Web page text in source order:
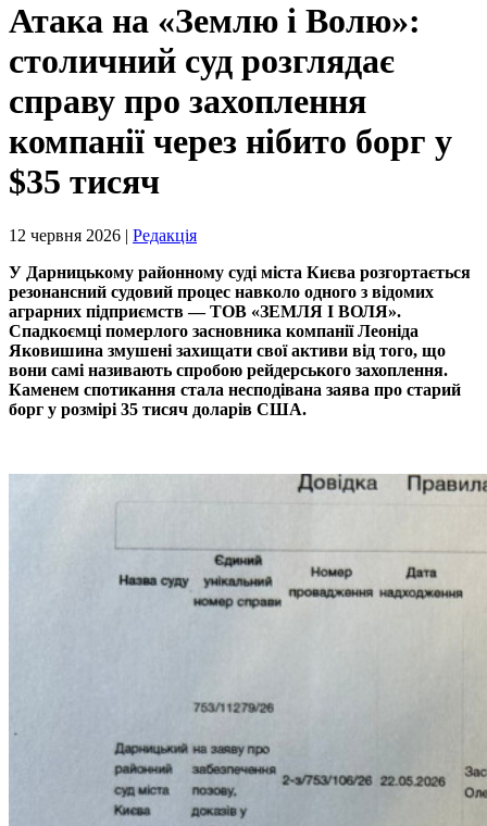
Атака на «Землю і Волю»:
столичний суд розглядає
справу про захоплення
компанії через нібито борг у
$35 тисяч
12 червня 2026 | Редакція
У Дарницькому районному суді міста Києва розгортається
резонансний судовий процес навколо одного з відомих
аграрних підприємств — ТОВ «ЗЕМЛЯ І ВОЛЯ».
Спадкоємці померлого засновника компанії Леоніда
Яковишина змушені захищати свої активи від того, що
вони самі називають спробою рейдерського захоплення.
Каменем спотикання стала несподівана заява про старий
борг у розмірі 35 тисяч доларів США.